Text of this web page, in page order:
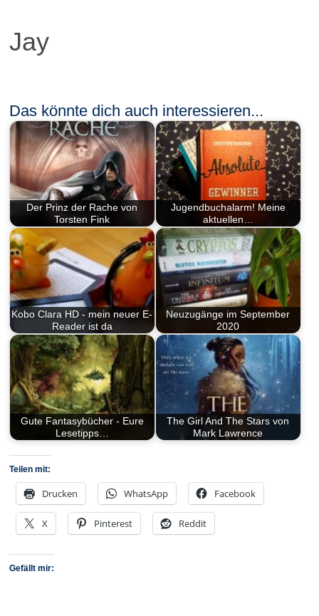
Jay
Das könnte dich auch interessieren...
Der Prinz der Rache von
Torsten Fink
Jugendbuchalarm! Meine
aktuellen…
Kobo Clara HD - mein neuer E-
Reader ist da
Neuzugänge im September
2020
Gute Fantasybücher - Eure
Lesetipps…
The Girl And The Stars von
Mark Lawrence
Teilen mit:
Drucken WhatsApp Facebook
X Pinterest Reddit
Gefällt mir: